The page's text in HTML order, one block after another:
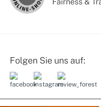
Folgen Sie uns auf: